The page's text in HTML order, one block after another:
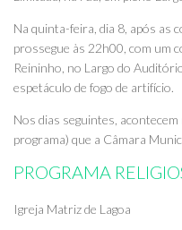
Na quinta-feira, dia 8, após as
prossegue às 22h00, com um
Reininho, no Largo do
espetáculo de fogo de artifício.
Nos dias seguintes,
programa) que a Câmara
PROGRAMA
Igreja Matriz de Lagoa